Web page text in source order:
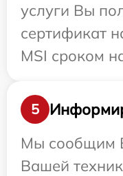
услуги Вы
сертификат
MSI сроком
5
Мы сообщим
Вашей